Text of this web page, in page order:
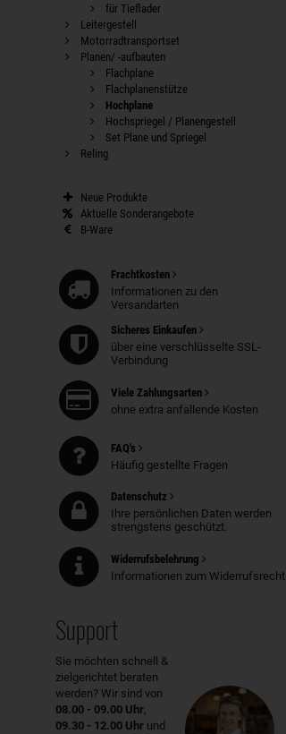
für Tieflader
Leitergestell
Motorradtransportset
Planen/ -aufbauten
Flachplane
Flachplanenstütze
Hochplane
Hochspriegel / Planengestell
Set Plane und Spriegel
Reling
Neue Produkte
Aktuelle Sonderangebote
B-Ware
Frachtkosten
Informationen zu den
Versandarten
Sicheres Einkaufen
über eine verschlüsselte SSL-
Verbindung
Viele Zahlungsarten
ohne extra anfallende Kosten
FAQ's
Häufig gestellte Fragen
Datenschutz
Ihre persönlichen Daten werden
strengstens geschützt.
Widerrufsbelehrung
Informationen zum Widerrufsrecht
Support
Sie möchten schnell &
zielgerichtet beraten
werden? Wir sind von
08.00 - 09.00 Uhr,
09.30 - 12.00 Uhr und